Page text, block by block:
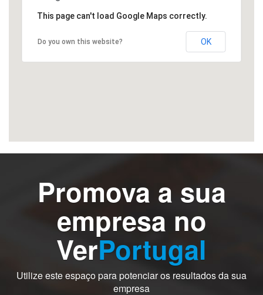
This page can't load Google Maps correctly.
Do you own this website? OK
Promova a sua
empresa no
VerPortugal
Utilize este espaço para potenciar os resultados da sua
empresa